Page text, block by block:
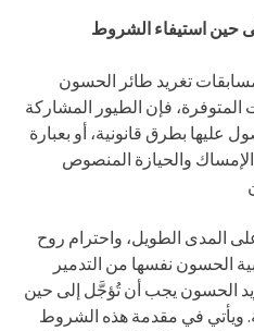
حين استيفاء الشروط
تغريد طائر الحسون
فإن الطيور المشاركة
عليها بطرق قانونية، أو بعبارة
والحيازة المنصوص
المدى الطويل، واحترام روح
الحسون نفسها من التدمير
الحسون يجب أن تُؤجَّل إلى حين
ويأتي في مقدمة هذه الشروط